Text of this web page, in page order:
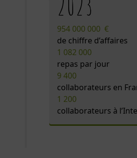
954 000 000 €
de chiffre d’affaires
1 082 000
repas par jour
9 400
collaborateurs en
1 200
collaborateurs à